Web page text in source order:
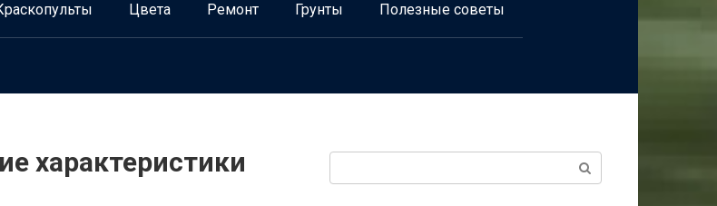
Цвета Ремонт Грунты Полезные советы
характеристики